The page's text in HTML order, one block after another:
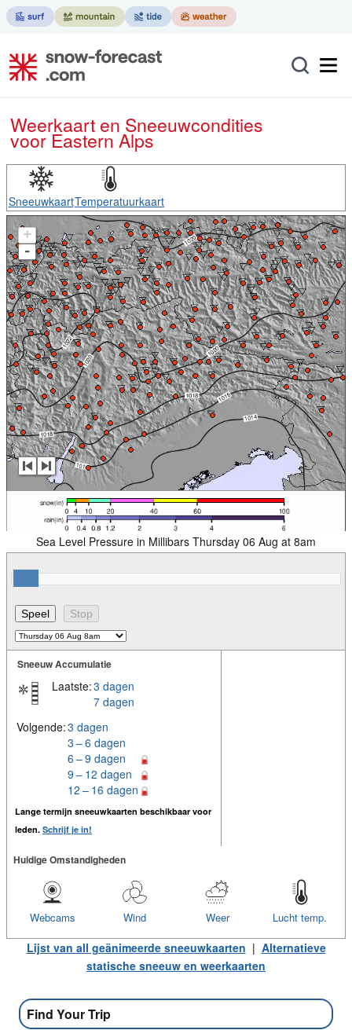
Weerkaart en Sneeuwcondities
voor Eastern Alps
SneeuwkaartTemperatuurkaart
+
-
Sea Level Pressure in Millibars Thursday 06 Aug at 8am
Sneeuw Accumulatie
Laatste:3 dagen
7 dagen
Volgende:3 dagen
3 – 6 dagen
6 – 9 dagen
9 – 12 dagen
12 – 16 dagen
Lange termijn sneeuwkaarten beschikbaar voor
leden. Schrijf je in!
Huidige Omstandigheden
Lucht temp.
Weer
Wind
Webcams
Lijst van all geänimeerde sneeuwkaarten | Alternatieve
statische sneeuw en weerkaarten
Find Your Trip